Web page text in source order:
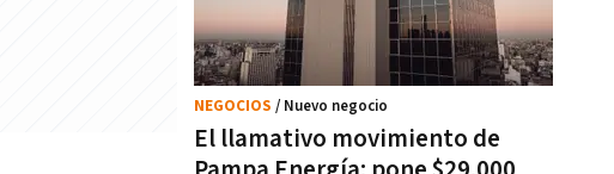
El llamativo movimiento de
NEGOCIOS / Nuevo negocio